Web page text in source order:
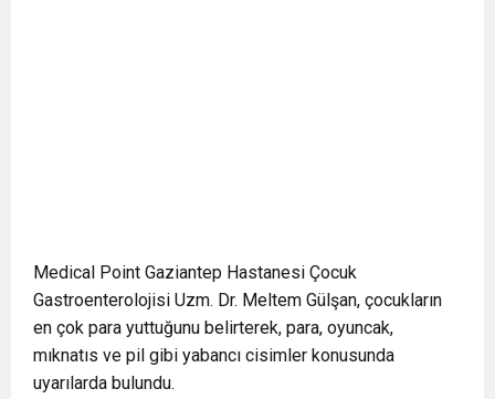
Medical Point Gaziantep Hastanesi Çocuk
Gastroenterolojisi Uzm. Dr. Meltem Gülşan, çocukların
en çok para yuttuğunu belirterek, para, oyuncak,
mıknatıs ve pil gibi yabancı cisimler konusunda
uyarılarda bulundu.